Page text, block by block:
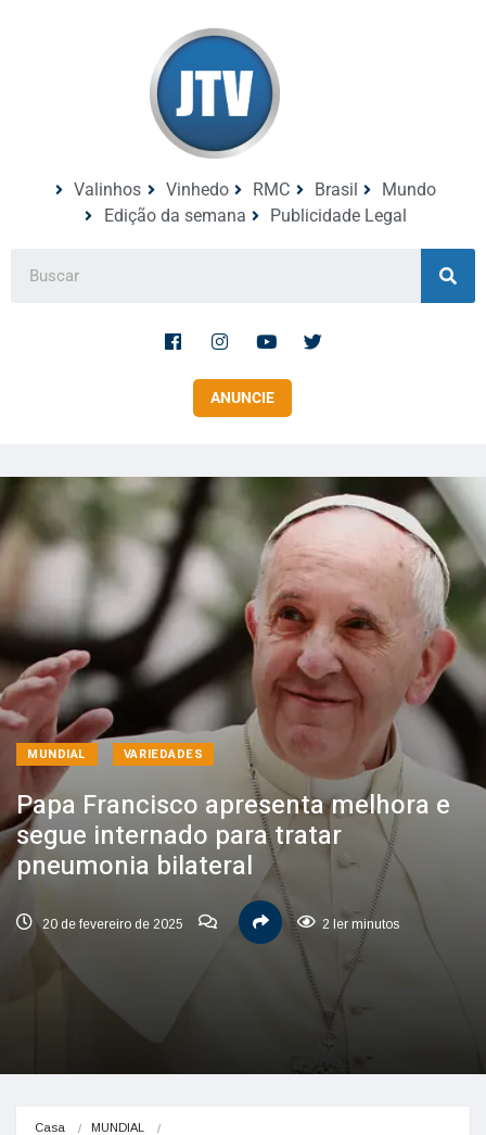
Valinhos Vinhedo RMC Brasil
Mundo
Edição da semana
Publicidade Legal
ANUNCIE
MUNDIAL VARIEDADES
Papa Francisco apresenta melhora e
segue internado para tratar
pneumonia bilateral
20 de fevereiro de 2025 2 ler minutos
Casa MUNDIAL